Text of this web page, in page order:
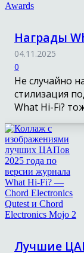
Награды
04.11.2025
0
Не случайно
стилизация
What Hi-Fi?
Лучшие